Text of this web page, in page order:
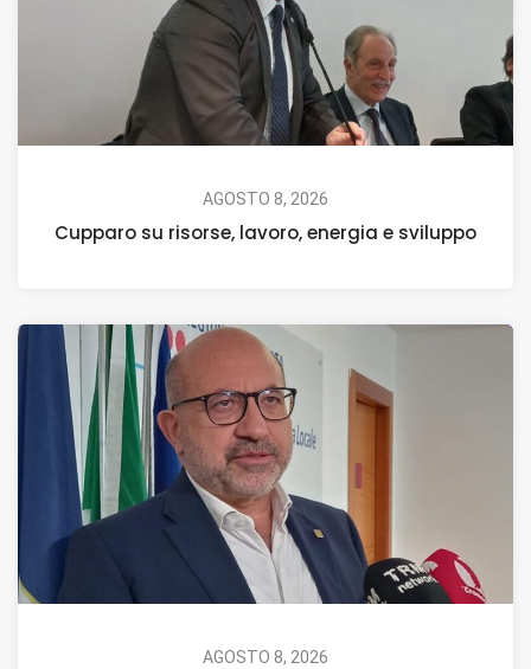
AGOSTO 8, 2026
Cupparo su risorse, lavoro, energia e sviluppo
AGOSTO 8, 2026